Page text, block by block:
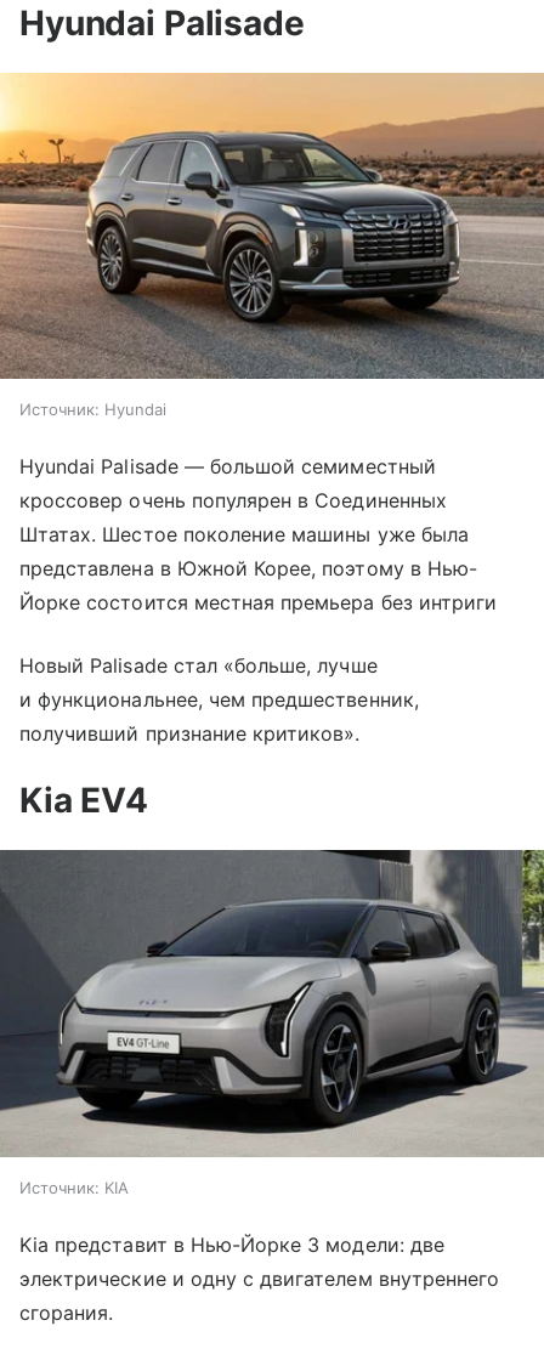
Hyundai Palisade
Источник: Hyundai
Hyundai Palisade — большой семиместный
кроссовер очень популярен в Соединенных
Штатах. Шестое поколение машины уже была
представлена в Южной Корее, поэтому в Нью-
Йорке состоится местная премьера без интриги
Новый Palisade стал «больше, лучше
и функциональнее, чем предшественник,
получивший признание критиков».
Kia EV4
Источник: KIA
Kia представит в Нью-Йорке 3 модели: две
электрические и одну с двигателем внутреннего
сгорания.